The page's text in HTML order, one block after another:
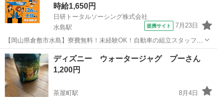
時給1,650円
日研トータルソーシング株式会社
水島駅
提携サイト 7月23日
【岡山県倉敷市水島】寮費無料！未経験OK！自動車の組立スタッフ
《お仕事No.NS0089》 お仕事について 車の組立作業です。専用レール
に乗って流れてくる車の骨組みに、車内外の各部品・ハンドル・足回
り・ドア・シートなどの各...
岡山 倉敷市 水島駅 その他
ディズニー ウォータージャグ プーさん
1,200円
茶屋町駅
8月4日